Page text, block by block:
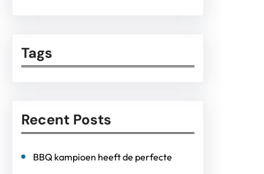
Tags
Recent Posts
BBQ kampioen heeft de perfecte